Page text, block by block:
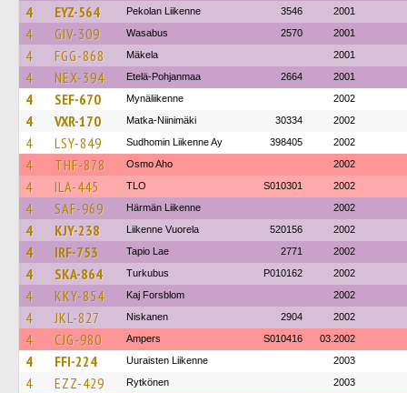
4 EYZ-564 Pekolan Liikenne 3546 2001
4 GIV-309 Wasabus 2570 2001
4 FGG-868 Mäkela 2001
4 NEX-394 Etelä-Pohjanmaa 2664 2001
4 SEF-670 Mynäliikenne 2002
4 VXR-170 Matka-Niinimäki 30334 2002
4 LSY-849 Sudhomin Liikenne Ay 398405 2002
4 THF-878 Osmo Aho 2002
4 ILA-445 TLO S010301 2002
4 SAF-969 Härmän Liikenne 2002
4 KJY-238 Liikenne Vuorela 520156 2002
4 IRF-753 Tapio Lae 2771 2002
4 SKA-864 Turkubus P010162 2002
4 KKY-854 Kaj Forsblom 2002
4 JKL-827 Niskanen 2904 2002
4 CJG-980 Ampers S010416 03.2002
4 FFI-224 Uuraisten Liikenne 2003
4 EZZ-429 Rytkönen 2003